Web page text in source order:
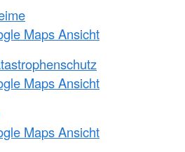
Maps Ansicht
Maps Ansicht
Maps Ansicht